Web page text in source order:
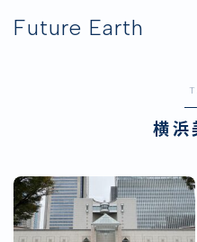
Future Earth
横浜グリーンエクスポ横浜